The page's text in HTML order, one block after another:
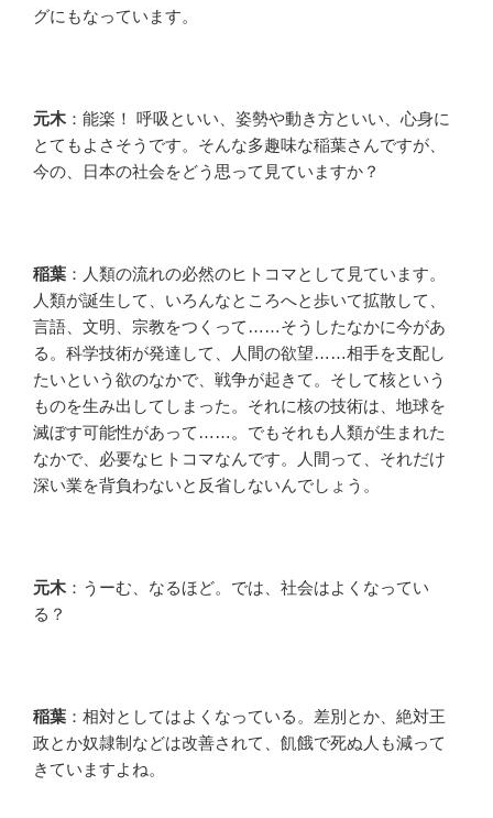
グにもなっています。
元木：能楽！ 呼吸といい、姿勢や動き方といい、心身に
とてもよさそうです。そんな多趣味な稲葉さんですが、
今の、日本の社会をどう思って見ていますか？
稲葉 ：人類の流れの必然のヒトコマとして見ています。
人類が誕生して、いろんなところへと歩いて拡散して、
言語、文明、宗教をつくって……そうしたなかに今があ
る。科学技術が発達して、人間の欲望……相手を支配し
たいという欲のなかで、戦争が起きて。そして核という
ものを生み出してしまった。それに核の技術は、地球を
滅ぼす可能性があって……。でもそれも人類が生まれた
なかで、必要なヒトコマなんです。人間って、それだけ
深い業を背負わないと反省しないんでしょう。
元木：うーむ、なるほど。では、社会はよくなってい
る？
稲葉 ：相対としてはよくなっている。差別とか、絶対王
政とか奴隷制などは改善されて、飢餓で死ぬ人も減って
きていますよね。